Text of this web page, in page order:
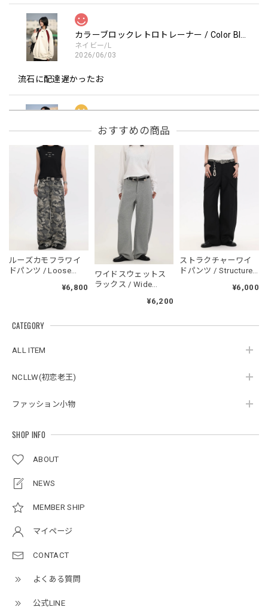
CATEGORY
ALL ITEM
NCLLW(初恋老王)
ファッション小物
SHOP INFO
ABOUT
NEWS
MEMBER SHIP
マイページ
CONTACT
よくある質問
公式LINE
ネイビー/L
2026/06/03
流石に配達遅かったお
レッド/L
2026/05/30
NCLLW オリジナルドッグタグネックレス / NCLLW Original Dog Tag Necklace
2026/05/27
スタンドカラーレトロジャケット / Stand Collar Retro Jacket
ブラック/L
おすすめの商品
ルーズカモフラワイ
ドパンツ / Loose
¥6,800
ワイドスウェットス
ラックス / Wide
¥6,200
ストラクチャーワイ
ドパンツ / Structure
¥6,000